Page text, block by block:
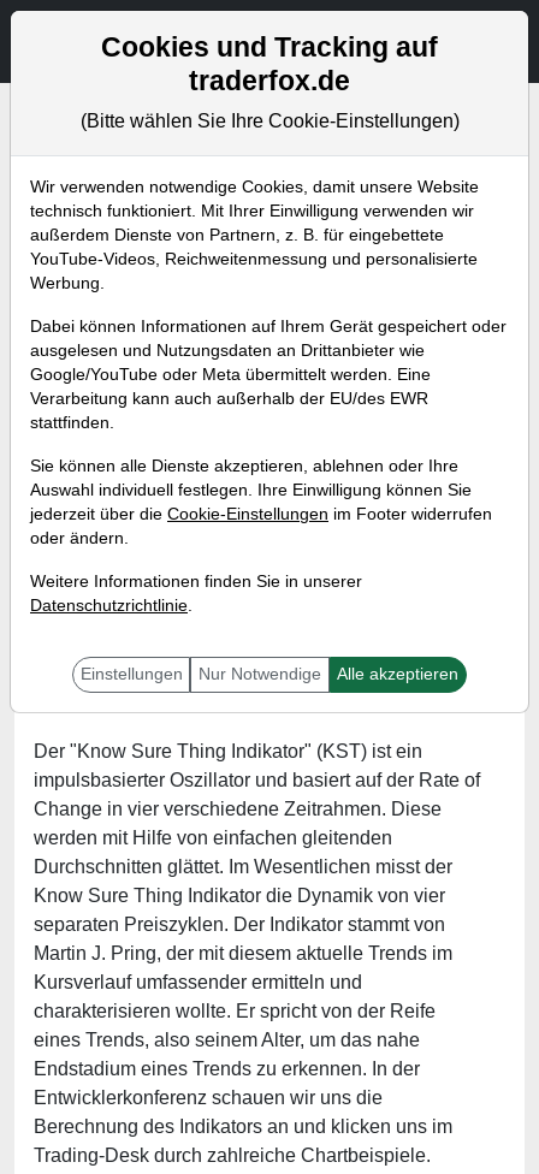
Aktien- und Artikelsuche
Bevorstehende Webinare Alle Aufzeichnungen
Serie - Die wichtigsten
Indikatoren (Teil 29) Nichts ist
sicher! "Know Sure Thing
Referent:Martin König
Uhr
Der "Know Sure Thing Indikator" (KST) ist ein
impulsbasierter Oszillator und basiert auf der Rate of
Change in vier verschiedene Zeitrahmen. Diese
werden mit Hilfe von einfachen gleitenden
Durchschnitten glättet. Im Wesentlichen misst der
Know Sure Thing Indikator die Dynamik von vier
separaten Preiszyklen. Der Indikator stammt von
Martin J. Pring, der mit diesem aktuelle Trends im
Kursverlauf umfassender ermitteln und
charakterisieren wollte. Er spricht von der Reife
eines Trends, also seinem Alter, um das nahe
Endstadium eines Trends zu erkennen. In der
Entwicklerkonferenz schauen wir uns die
Berechnung des Indikators an und klicken uns im
Trading-Desk durch zahlreiche Chartbeispiele.
Cookies und Tracking auf
traderfox.de
(Bitte wählen Sie Ihre Cookie-Einstellungen)
Wir verwenden notwendige Cookies, damit unsere Website
technisch funktioniert. Mit Ihrer Einwilligung verwenden wir
außerdem Dienste von Partnern, z. B. für eingebettete
YouTube-Videos, Reichweitenmessung und personalisierte
Werbung.
Dabei können Informationen auf Ihrem Gerät gespeichert oder
ausgelesen und Nutzungsdaten an Drittanbieter wie
Google/YouTube oder Meta übermittelt werden. Eine
Verarbeitung kann auch außerhalb der EU/des EWR
stattfinden.
Sie können alle Dienste akzeptieren, ablehnen oder Ihre
Auswahl individuell festlegen. Ihre Einwilligung können Sie
jederzeit über die Cookie-Einstellungen im Footer widerrufen
oder ändern.
Weitere Informationen finden Sie in unserer
Datenschutzrichtlinie.
Einstellungen Nur Notwendige Alle akzeptieren